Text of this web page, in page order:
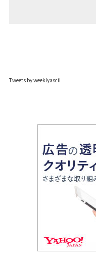
Tweets by weeklyascii